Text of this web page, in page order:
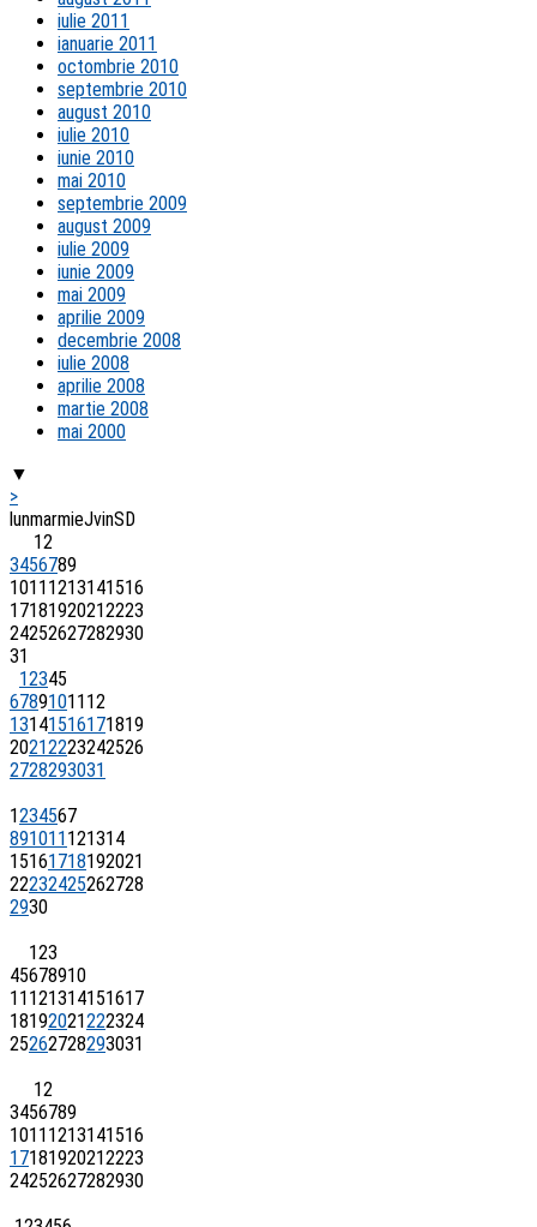
iulie 2011
ianuarie 2011
octombrie 2010
septembrie 2010
august 2010
iulie 2010
iunie 2010
mai 2010
septembrie 2009
august 2009
iulie 2009
iunie 2009
mai 2009
aprilie 2009
decembrie 2008
iulie 2008
aprilie 2008
martie 2008
mai 2000
▼
>
lunmarmieJvinS D
12
3456789
1011 1213141516
17181920212223
24252627282930
31
12345
67891011 12
13141516171819
20212223242526
2728293031
1234567
891011 121314
15161718192021
22232425262728
2930
123
45678910
11 121314151617
18192021222324
25262728293031
12
3456789
1011 1213141516
17181920212223
24252627282930